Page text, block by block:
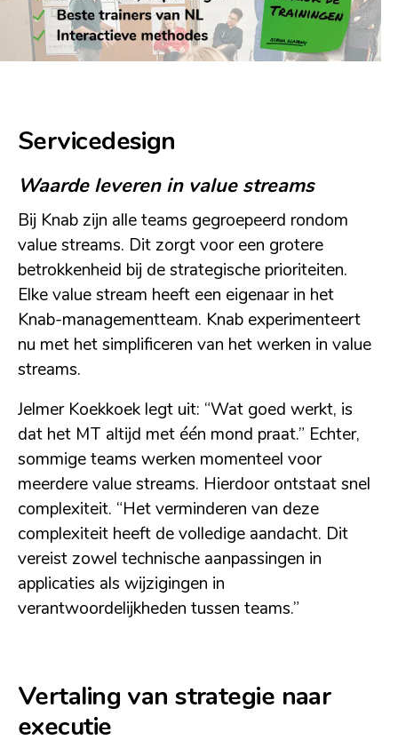
Servicedesign
Waarde leveren in value streams
Bij Knab zijn alle teams gegroepeerd rondom
value streams. Dit zorgt voor een grotere
betrokkenheid bij de strategische prioriteiten.
Elke value stream heeft een eigenaar in het
Knab-managementteam. Knab experimenteert
nu met het simplificeren van het werken in value
streams.
Jelmer Koekkoek legt uit: “Wat goed werkt, is
dat het MT altijd met één mond praat.” Echter,
sommige teams werken momenteel voor
meerdere value streams. Hierdoor ontstaat snel
complexiteit. “Het verminderen van deze
complexiteit heeft de volledige aandacht. Dit
vereist zowel technische aanpassingen in
applicaties als wijzigingen in
verantwoordelijkheden tussen teams.”
Vertaling van strategie naar
executie